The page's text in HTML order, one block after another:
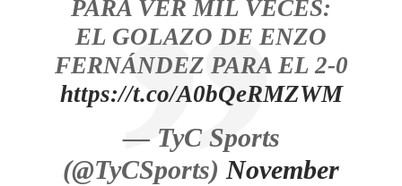
PARA VER MIL VECES:
EL GOLAZO DE ENZO
FERNÁNDEZ PARA EL 2-0
https://t.co/A0bQeRMZWM
— TyC Sports
(@TyCSports) November